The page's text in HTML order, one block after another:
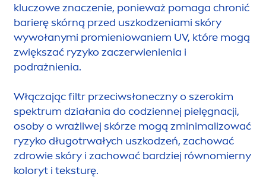
kluczowe znaczenie, ponieważ pomaga chronić
barierę skórną przed uszkodzeniami skóry
wywołanymi promieniowaniem UV, które mogą
zwiększać ryzyko zaczerwienienia i
podrażnienia.
Włączając filtr przeciwsłoneczny o szerokim
spektrum działania do codziennej pielęgnacji,
osoby o wrażliwej skórze mogą zminimalizować
ryzyko długotrwałych uszkodzeń, zachować
zdrowie skóry i zachować bardziej równomierny
koloryt i teksturę.